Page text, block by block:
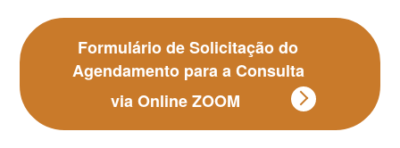
Formulário de Solicitação do
Agendamento para a Consulta
via Online ZOOM